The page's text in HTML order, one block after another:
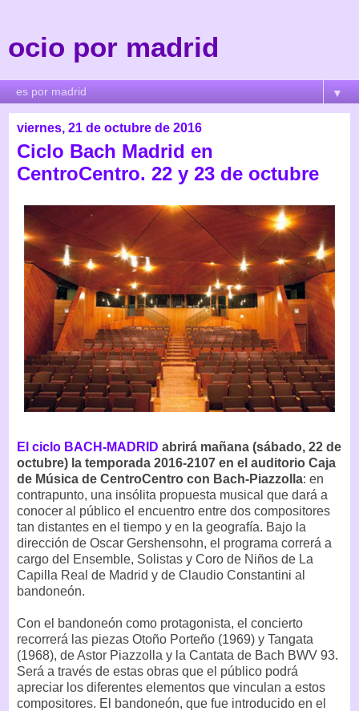
ocio por madrid
▼
viernes, 21 de octubre de 2016
Ciclo Bach Madrid en
CentroCentro. 22 y 23 de octubre
El ciclo BACH-MADRID abrirá mañana (sábado, 22 de
octubre) la temporada 2016-2107 en el auditorio Caja
de Música de CentroCentro con Bach-Piazzolla: en
contrapunto, una insólita propuesta musical que dará a
conocer al público el encuentro entre dos compositores
tan distantes en el tiempo y en la geografía. Bajo la
dirección de Oscar Gershensohn, el programa correrá a
cargo del Ensemble, Solistas y Coro de Niños de La
Capilla Real de Madrid y de Claudio Constantini al
bandoneón.
Con el bandoneón como protagonista, el concierto
recorrerá las piezas Otoño Porteño (1969) y Tangata
(1968), de Astor Piazzolla y la Cantata de Bach BWV 93.
Será a través de estas obras que el público podrá
apreciar los diferentes elementos que vinculan a estos
compositores. El bandoneón, que fue introducido en el